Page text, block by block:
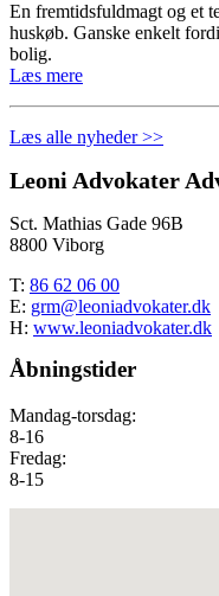
En fremtidsfuldmagt og et
huskøb. Ganske enkelt
bolig.
Læs mere
Læs alle nyheder >>
Leoni Advokater
Sct. Mathias Gade 96B
8800 Viborg
T: 86 62 06 00
E: grm@leoniadvokater.dk
H: www.leoniadvokater.dk
Åbningstider
​Mandag-torsdag:
8-16
Fredag:
8-15